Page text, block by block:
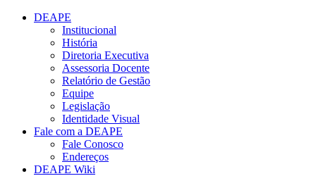
Conteúdo principal
DEAPE
Institucional
História
Diretoria Executiva
Assessoria Docente
Relatório de Gestão
Equipe
Legislação
Identidade Visual
Fale com a DEAPE
Fale Conosco
Endereços
DEAPE Wiki